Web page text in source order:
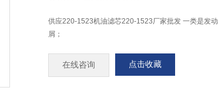
供应220-1523机油滤芯220-1523厂家批发 一类是发
屑；
另一类是机油在发动机运转过程中的高温状态下，因
在线咨询 点击收藏